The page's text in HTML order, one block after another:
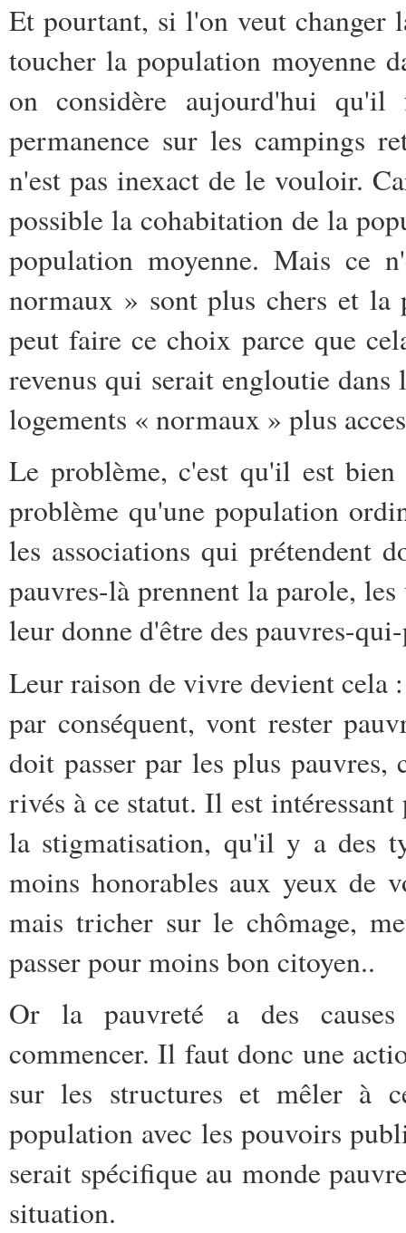
Et pourtant, si l'on veut changer
toucher la population moyenne
on considère aujourd'hui
permanence sur les campings
n'est pas inexact de le vouloir.
possible la cohabitation de la
population moyenne. Mais ce
normaux » sont plus chers et la
peut faire ce choix parce que
revenus qui serait engloutie
logements « normaux » plus
Le problème, c'est qu'il est
problème qu'une population
les associations qui prétendent
pauvres-là prennent la parole,
leur donne d'être des pauvres-
Leur raison de vivre devient cela
par conséquent, vont rester
doit passer par les plus pauvres,
rivés à ce statut. Il est
la stigmatisation, qu'il y a des
moins honorables aux yeux de
mais tricher sur le chômage,
passer pour moins bon citoyen..
Or la pauvreté a des
commencer. Il faut donc une
sur les structures et mêler à
population avec les pouvoirs
serait spécifique au monde
situation.